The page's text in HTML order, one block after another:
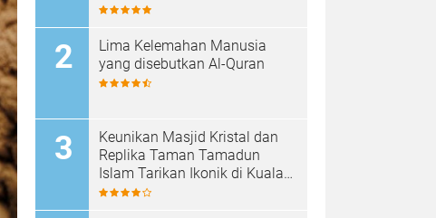
Lima Kelemahan Manusia
yang disebutkan Al-Quran
Keunikan Masjid Kristal dan
Replika Taman Tamadun
Islam Tarikan Ikonik di Kuala
Terengganu, Malaysia